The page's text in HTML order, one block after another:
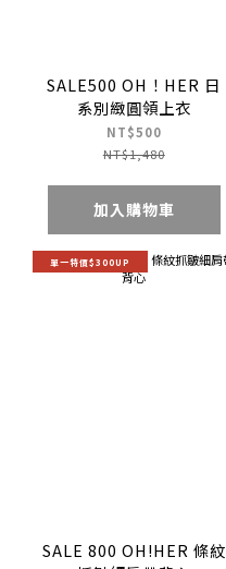
SALE500 OH！HER 日
系別緻圓領上衣
NT$500
NT$1,480
加入購物車
單一特價$300UP
SALE 800 OH!HER 條紋